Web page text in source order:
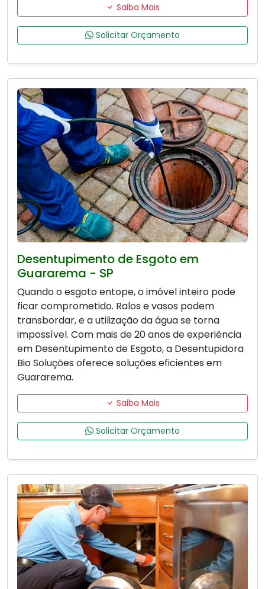
Saiba Mais
Solicitar Orçamento
Desentupimento de Esgoto em
Guararema - SP
Quando o esgoto entope, o imóvel inteiro pode
ficar comprometido. Ralos e vasos podem
transbordar, e a utilização da água se torna
impossível. Com mais de 20 anos de experiência
em Desentupimento de Esgoto, a Desentupidora
Bio Soluções oferece soluções eficientes em
Guararema.
Saiba Mais
Solicitar Orçamento